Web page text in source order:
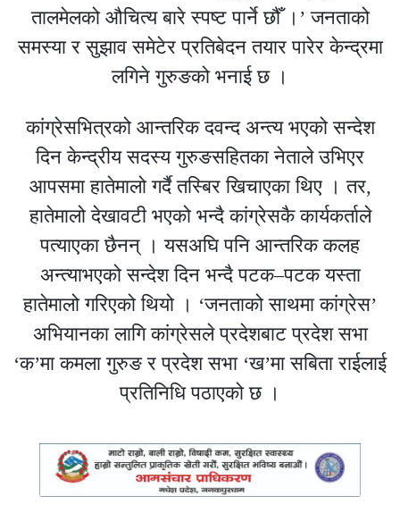
तालमेलको औचित्य बारे स्पष्ट पार्ने छौँ ।’ जनताको
समस्या र सुझाव समेटेर प्रतिबेदन तयार पारेर केन्द्रमा
लगिने गुरुङको भनाई छ ।
कांग्रेसभित्रको आन्तरिक दवन्द अन्त्य भएको सन्देश
दिन केन्द्रीय सदस्य गुरुङसहितका नेताले उभिएर
आपसमा हातेमालो गर्दै तस्बिर खिचाएका थिए । तर,
हातेमालो देखावटी भएको भन्दै कांग्रेसकै कार्यकर्ताले
पत्याएका छैनन् । यसअघि पनि आन्तरिक कलह
अन्त्याभएको सन्देश दिन भन्दै पटक–पटक यस्ता
हातेमालो गरिएको थियो । ‘जनताको साथमा कांग्रेस’
अभियानका लागि कांग्रेसले प्रदेशबाट प्रदेश सभा
‘क’मा कमला गुरुङ र प्रदेश सभा ‘ख’मा सबिता राईलाई
प्रतिनिधि पठाएको छ ।